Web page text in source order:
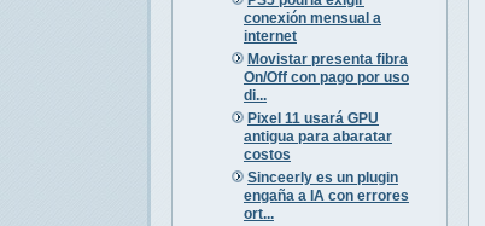
conexión mensual a
internet
Movistar presenta fibra
On/Off con pago por uso
di...
Pixel 11 usará GPU
antigua para abaratar
costos
Sinceerly es un plugin
engaña a IA con errores
ort...